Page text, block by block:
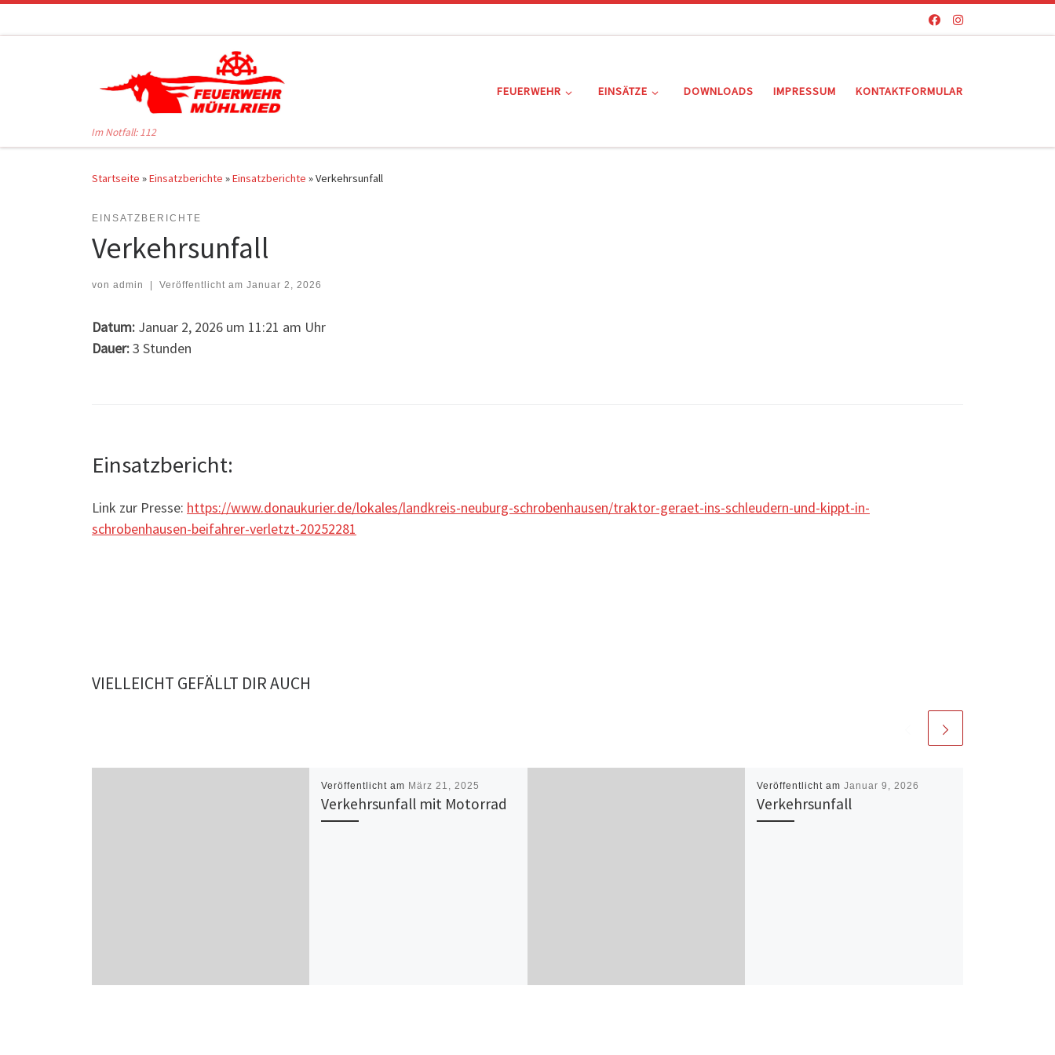
Im Notfall: 112
FEUERWEHR EINSÄTZE DOWNLOADS IMPRESSUM KONTAKTFORMULAR
Startseite »Einsatzberichte »Einsatzberichte »Verkehrsunfall
EINSATZBERICHTE
Verkehrsunfall
von admin Veröffentlicht am Januar 2, 2026
Datum: Januar 2, 2026 um 11:21 am Uhr
Dauer:3 Stunden
Einsatzbericht:
Link zur Presse: https://www.donaukurier.de/lokales/landkreis-neuburg-schrobenhausen/traktor-geraet-ins-schleudern-und-kippt-in-
schrobenhausen-beifahrer-verletzt-20252281
VIELLEICHT GEFÄLLT DIR AUCH
Veröffentlicht am März 21, 2025
Verkehrsunfall mit Motorrad
Veröffentlicht am Januar 9, 2026
Verkehrsunfall